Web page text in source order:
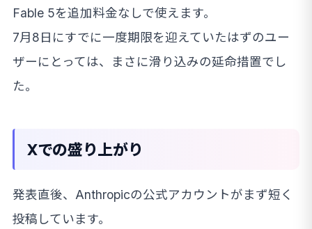
Fable 5を追加料金なしで使えます。
7月8日にすでに一度期限を迎えていたはずのユー
ザーにとっては、まさに滑り込みの延命措置でし
た。
Xでの盛り上がり
発表直後、Anthropicの公式アカウントがまず短く
投稿しています。